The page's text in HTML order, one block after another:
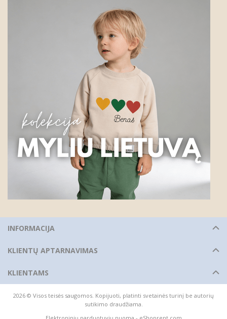
INFORMACIJA
KLIENTŲ APTARNAVIMAS
KLIENTAMS
2026 © Visos teisės saugomos. Kopijuoti, platinti svetainės turinį be autorių
sutikimo draudžiama.
Elektroninių parduotuvių nuoma - eShoprent.com